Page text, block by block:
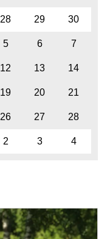
28 29 30
5 6 7
12 13 14
19 20 21
26 27 28
2 3 4